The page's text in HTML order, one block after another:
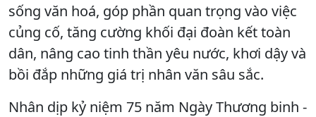
sống văn hoá, góp phần quan trọng vào việc
củng cố, tăng cường khối đại đoàn kết toàn
dân, nâng cao tinh thần yêu nước, khơi dậy và
bồi đắp những giá trị nhân văn sâu sắc.
Nhân dịp kỷ niệm 75 năm Ngày Thương binh -